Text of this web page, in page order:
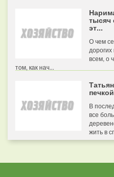
тысяч
эт...
О чем
всем, о
том, как нач...
В
все
жить в